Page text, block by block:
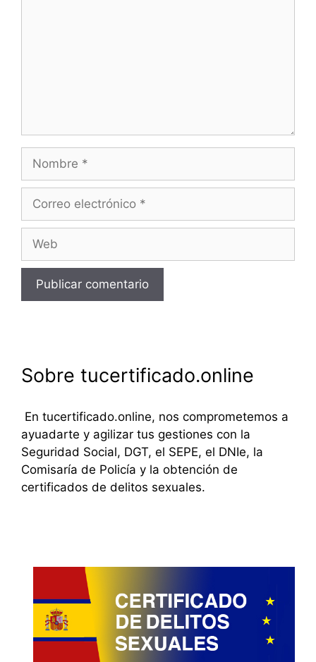
Nombre
Correo
Web
Sobre tucertificado.online
En tucertificado.online, nos comprometemos a
ayuadarte y agilizar tus gestiones con la
Seguridad Social, DGT, el SEPE, el DNIe, la
Comisaría de Policía y la obtención de
certificados de delitos sexuales.